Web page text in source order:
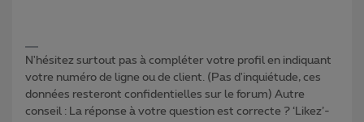
N'hésitez surtout pas à compléter votre profil en indiquant
votre numéro de ligne ou de client. (Pas d'inquiétude, ces
données resteront confidentielles sur le forum) Autre
conseil : La réponse à votre question est correcte ? ‘Likez’-